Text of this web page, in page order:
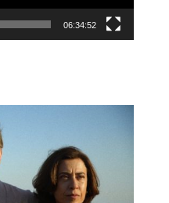
06:34:52